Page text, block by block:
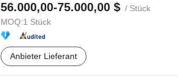
56.000,00-75.000,00 $ / Stück
MOQ:1 Stück
Anbieter Lieferant